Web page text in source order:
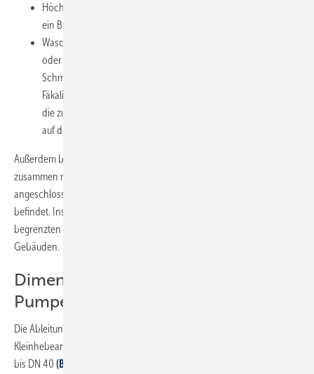
Höchstens ein WC, ein Handwaschbecken, eine Dusche und
ein Bidet dürfen angeschlossen werden.
Waschmaschine, Badewanne, Geschirrspüler, Küchenspüle
oder Kondensat sind über eine zusätzliche
Schmutzwasserpumpe zu entwässern, niemals über einen
Fäkalienentsorger zur begrenzten Verwendung. Dies untersagt
die zugehörige Norm, zum anderen sind diese Entsorger nicht
auf die anfallenden Temperaturen ausgelegt.
Außerdem bedeutet zur begrenzten Verwendung, dass sich die Anlage
zusammen mit dem angeschlossenen WC und den anderen
angeschlossenen Entwässerungsgegenständen im selben Raum
befindet. Insofern eignen sich die Fäkalienhebeanlagen zur
begrenzten Verwendung, also vorrangig für den Einsatz in privaten
Gebäuden.
Dimensionierung und Verlegung der
Pumpendruckleitung
Die Ableitung des anfallenden Schmutzwassers erfolgt bei
Kleinhebeanlagen über eine Druckleitung in den Nennweiten DN 20
bis DN 40 (Bild 4